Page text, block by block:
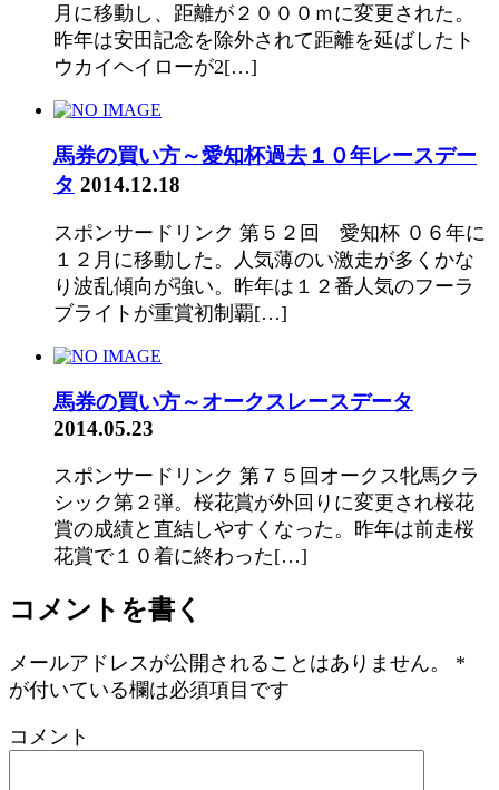
月に移動し、距離が２０００ｍに変更された。
昨年は安田記念を除外されて距離を延ばしたト
ウカイヘイローが2[…]
馬券の買い方～愛知杯過去１０年レースデー
タ 2014.12.18
スポンサードリンク 第５２回 愛知杯 ０６年に
１２月に移動した。人気薄のい激走が多くかな
り波乱傾向が強い。昨年は１２番人気のフーラ
ブライトが重賞初制覇[…]
馬券の買い方～オークスレースデータ
2014.05.23
スポンサードリンク 第７５回オークス牝馬クラ
シック第２弾。桜花賞が外回りに変更され桜花
賞の成績と直結しやすくなった。昨年は前走桜
花賞で１０着に終わった[…]
コメントを書く
メールアドレスが公開されることはありません。
*
が付いている欄は必須項目です
コメント